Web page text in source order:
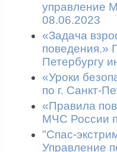
управление
08.06.2023
«Задача
поведения.»
Петербургу
«Уроки
по г. Санкт-
«Правила
МЧС России
"Спас-
Управление